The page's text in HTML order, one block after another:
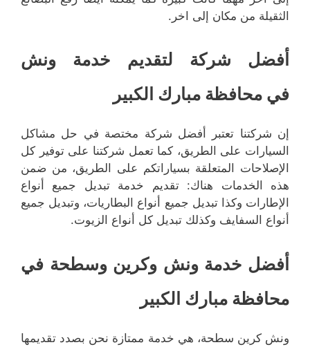
الثقيلة من مكان إلى اخر.
أفضل شركة لتقديم خدمة ونش
في محافظة مبارك الكبير
إن شركتنا تعتبر أفضل شركة مختصة في حل مشاكل
السيارات على الطريق، كما تعمل شركتنا على توفير كل
الإصلاحات المتعلقة بسياراتكم على الطريق، من ضمن
هذه الخدمات هناك: تقديم خدمة تبديل جميع أنواع
الإطارات وكذا تبديل جميع أنواع البطاريات، وتبديل جميع
أنواع السفايف وكذلك تبديل كل أنواع الزيوت.
أفضل خدمة ونش وكرين وسطحة في
محافظة مبارك الكبير
ونش كرين سطحة، هي خدمة ممتازة نحن بصدد تقديمها